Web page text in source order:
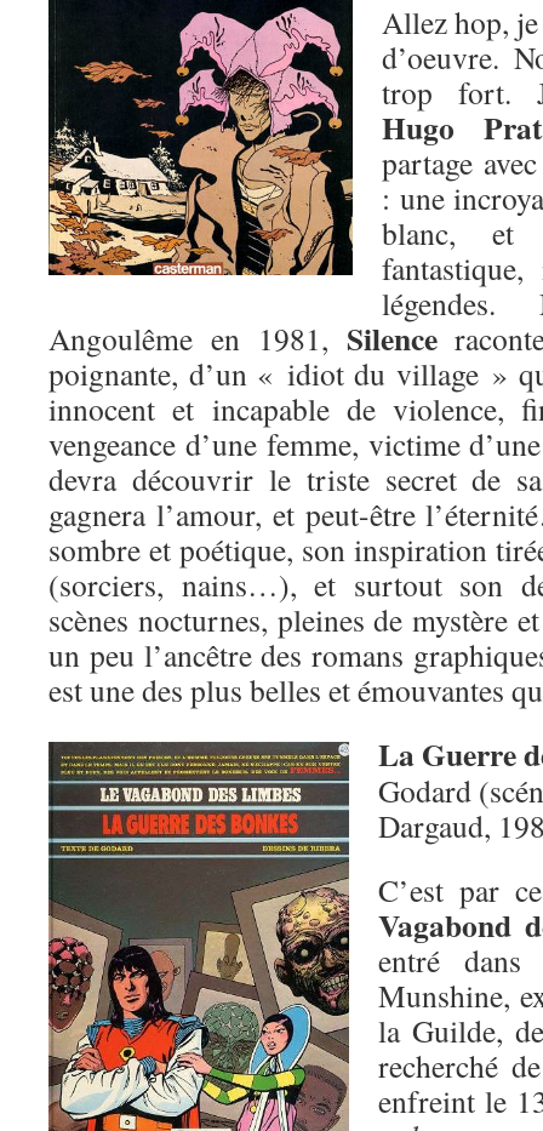
Allez hop,
d’oeuvre.
trop fort.
Hugo
partage
: une
blanc,
Angoulême en 1981, Silence
poignante, d’un « idiot du village »
innocent et incapable de violence,
vengeance d’une femme, victime
devra découvrir le triste secret de
gagnera l’amour, et peut-être
sombre et poétique, son inspiration
(sorciers, nains…), et surtout son
scènes nocturnes, pleines de mystère
un peu l’ancêtre des romans
est une des plus belles et émouvantes
La Guerre
Godard
Dargaud,
C’est par
Vagabond
entré dans
Munshine,
la Guilde,
recherché
enfreint le